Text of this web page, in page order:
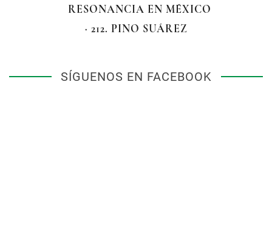
RESONANCIA EN MÉXICO
· 212. PINO SUÁREZ
SÍGUENOS EN FACEBOOK